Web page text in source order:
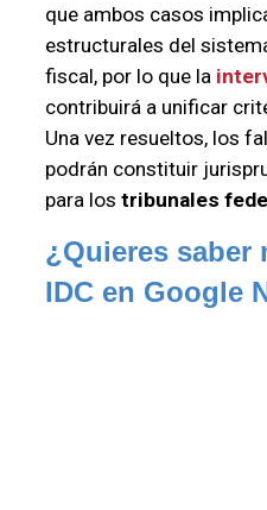
que ambos casos
estructurales del
fiscal, por lo que la
contribuirá a unificar
Una vez resueltos, los
podrán constituir
para los tribunales
¿Quieres saber
IDC en Google